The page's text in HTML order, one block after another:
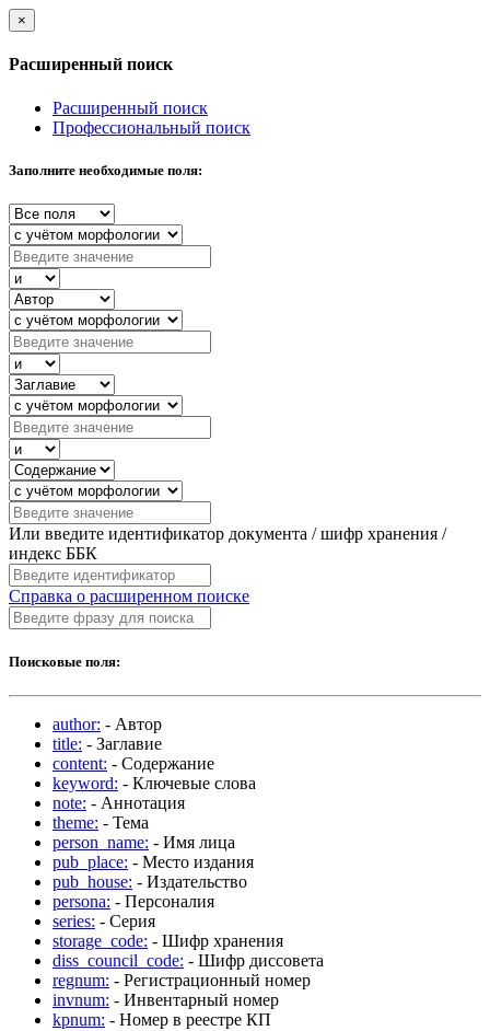
×
Расширенный поиск
Расширенный поиск
Профессиональный поиск
Заполните необходимые поля:
Или введите идентификатор документа / шифр хранения /
индекс ББК
Справка о расширенном поиске
Поисковые поля:
author: - Автор
title: - Заглавие
content: - Содержание
keyword: - Ключевые слова
note: - Аннотация
theme: - Тема
person_name: - Имя лица
pub_place: - Место издания
pub_house: - Издательство
persona: - Персоналия
series: - Серия
storage_code: - Шифр хранения
diss_council_code: - Шифр диссовета
regnum: - Регистрационный номер
invnum: - Инвентарный номер
kpnum: - Номер в реестре КП